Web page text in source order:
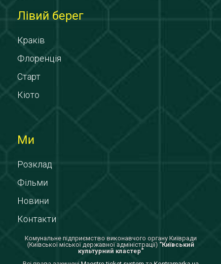
Лівий берег
Краків
Флоренція
Старт
Кіото
Ми
Розклад
Фільми
Новини
Контакти
Комунальне підприємство виконавчого органу Київради
(Київської міської державної адміністрації) "Київський
культурний кластер"